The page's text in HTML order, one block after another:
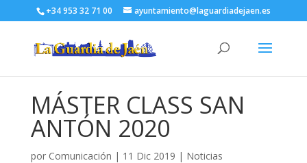
+34 953 32 71 00 ayuntamiento@laguardiadejaen.es
MÁSTER CLASS SAN
ANTÓN 2020
por Comunicación | 11 Dic 2019 | Noticias